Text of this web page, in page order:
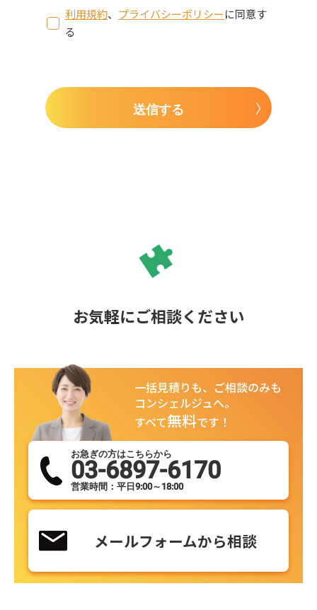
利用規約、 プライバシーポリシーに同意す
る
送信する
お気軽にご相談ください
一括見積りも、ご相談のみも
コンシェルジュへ。
すべて無料です！
お急ぎの方はこちらから
03-6897-6170
営業時間：平日9:00～18:00
メールフォームから相談